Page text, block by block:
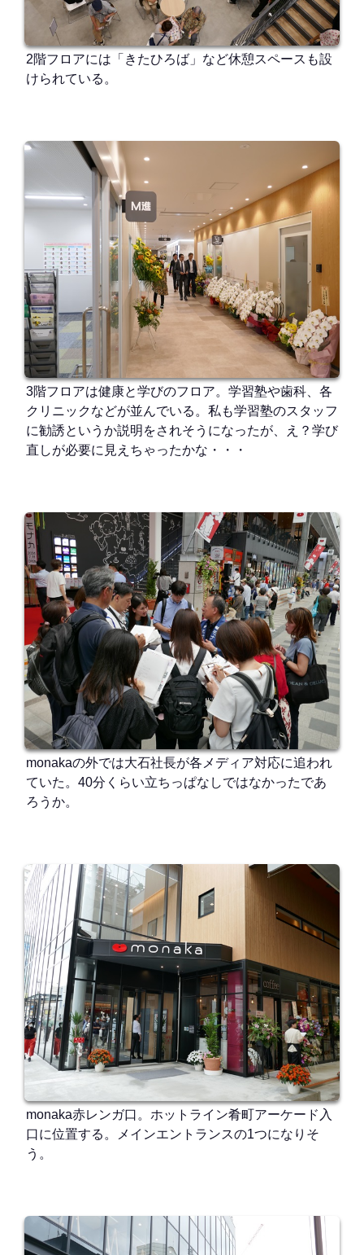
2階フロアには「きたひろば」など休憩スペースも設
けられている。
3階フロアは健康と学びのフロア。学習塾や歯科、各
クリニックなどが並んでいる。私も学習塾のスタッフ
に勧誘というか説明をされそうになったが、え？学び
直しが必要に見えちゃったかな・・・
monakaの外では大石社長が各メディア対応に追われ
ていた。40分くらい立ちっぱなしではなかったであ
ろうか。
monaka赤レンガ口。ホットライン肴町アーケード入
口に位置する。メインエントランスの1つになりそ
う。